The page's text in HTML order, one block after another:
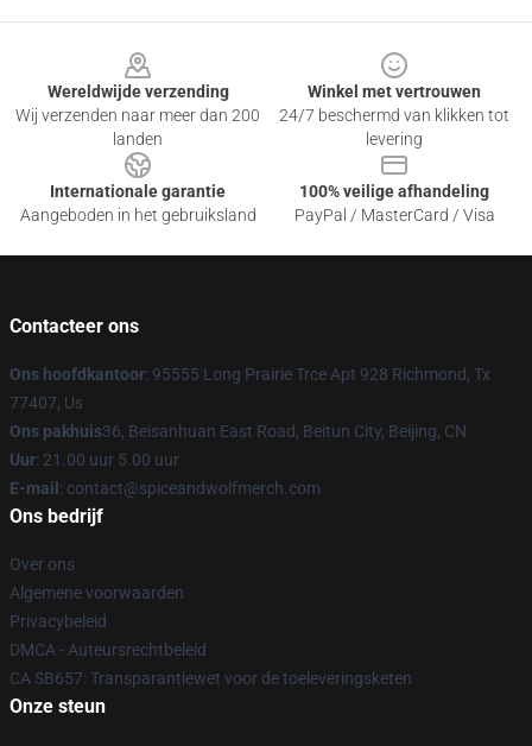
Wereldwijde verzending
Wij verzenden naar meer dan 200
landen
Winkel met vertrouwen
24/7 beschermd van klikken tot
levering
Internationale garantie
Aangeboden in het gebruiksland
100% veilige afhandeling
PayPal / MasterCard / Visa
Contacteer ons
Ons hoofdkantoor: 95555 Long Prairie Trce Apt 928 Richmond, Tx
77407, Us
Ons pakhuis36, Beisanhuan East Road, Beitun City, Beijing, CN
Uur: 21.00 uur 5.00 uur
E-mail : contact@spiceandwolfmerch.com
Ons bedrijf
Over ons
Algemene voorwaarden
Privacybeleid
DMCA - Auteursrechtbeleid
CA SB657: Transparantiewet voor de toeleveringsketen
Onze steun